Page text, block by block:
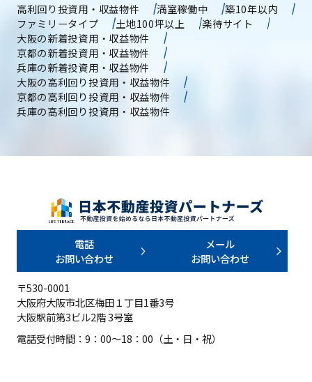
高利回り投資用・収益物件
満室稼働中
築10年以内
ファミリータイプ
土地100坪以上
楽待サイト
大阪の新着投資用・収益物件
京都の新着投資用・収益物件
兵庫の新着投資用・収益物件
大阪の高利回り投資用・収益物件
京都の高利回り投資用・収益物件
兵庫の高利回り投資用・収益物件
電話
お問い合わせ
メール
お問い合わせ
〒530-0001
大阪府大阪市北区梅田１丁目1番3号
大阪駅前第3ビル2階 3号室
電話受付時間：9：00～18：00（土・日・祝）